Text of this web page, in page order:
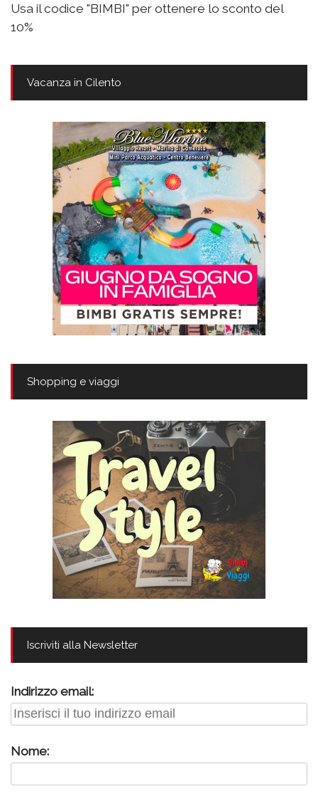
Usa il codice "BIMBI" per ottenere lo sconto del
10%
Vacanza in Cilento
Shopping e viaggi
Iscriviti alla Newsletter
Indirizzo email:
Nome: